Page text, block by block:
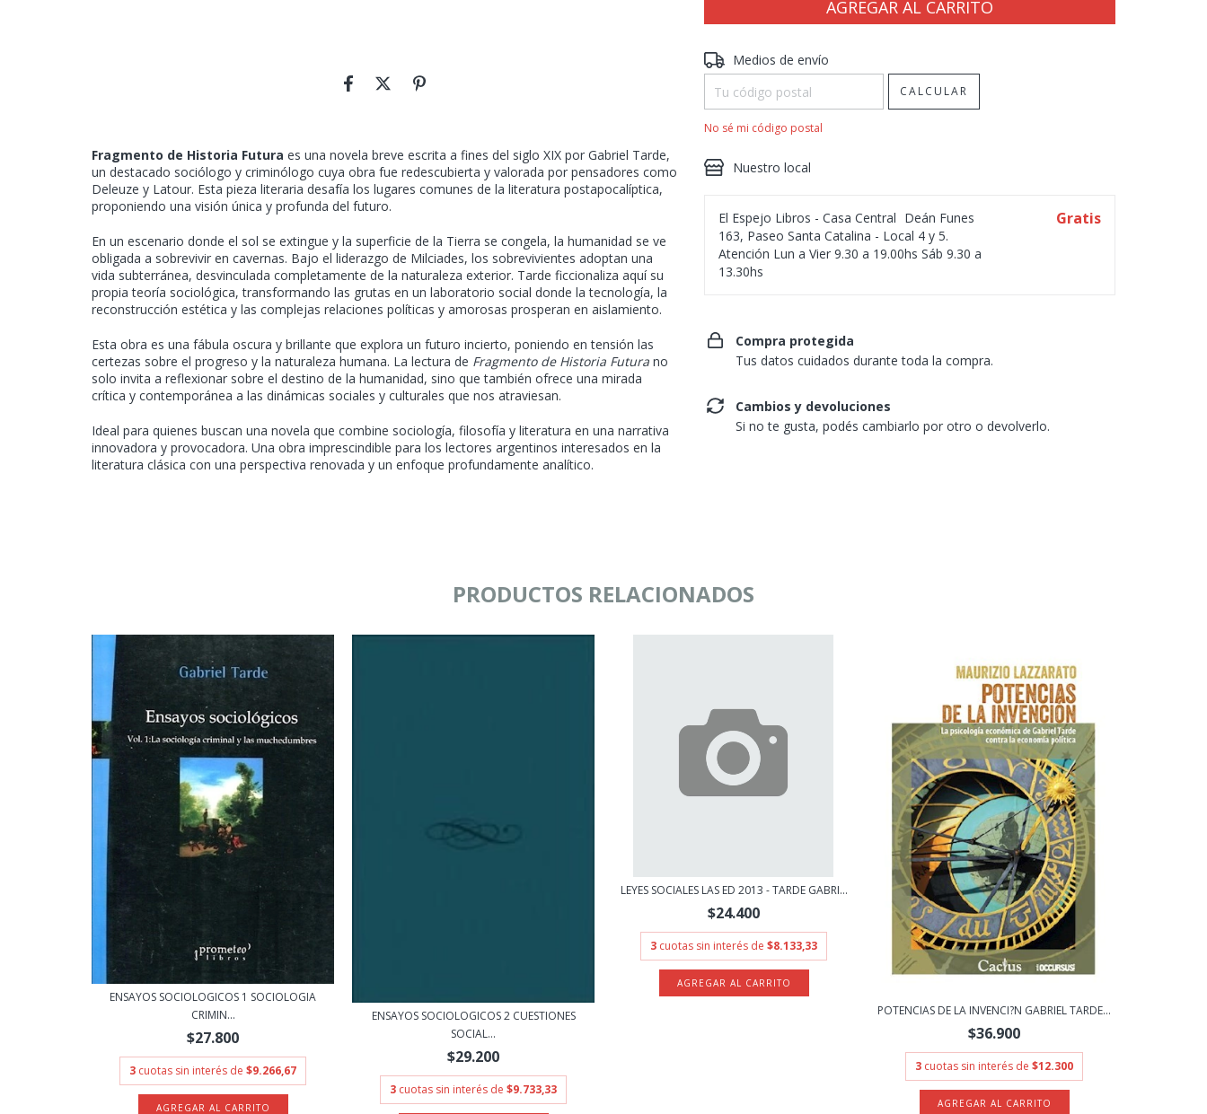
Fragmento de Historia Futura es una novela breve escrita a fines del siglo XIX por Gabriel Tarde,
un destacado sociólogo y criminólogo cuya obra fue redescubierta y valorada por pensadores como
Deleuze y Latour. Esta pieza literaria desafía los lugares comunes de la literatura postapocalíptica,
proponiendo una visión única y profunda del futuro.
En un escenario donde el sol se extingue y la superficie de la Tierra se congela, la humanidad se ve
obligada a sobrevivir en cavernas. Bajo el liderazgo de Milciades, los sobrevivientes adoptan una
vida subterránea, desvinculada completamente de la naturaleza exterior. Tarde ficcionaliza aquí su
propia teoría sociológica, transformando las grutas en un laboratorio social donde la tecnología, la
reconstrucción estética y las complejas relaciones políticas y amorosas prosperan en aislamiento.
Esta obra es una fábula oscura y brillante que explora un futuro incierto, poniendo en tensión las
certezas sobre el progreso y la naturaleza humana. La lectura de Fragmento de Historia Futura no
solo invita a reflexionar sobre el destino de la humanidad, sino que también ofrece una mirada
crítica y contemporánea a las dinámicas sociales y culturales que nos atraviesan.
Ideal para quienes buscan una novela que combine sociología, filosofía y literatura en una narrativa
innovadora y provocadora. Una obra imprescindible para los lectores argentinos interesados en la
literatura clásica con una perspectiva renovada y un enfoque profundamente analítico.
Entregas para el CP:
Medios de envío
CALCULAR
No sé mi código postal
Nuestro local
El Espejo Libros - Casa Central Deán Funes
163, Paseo Santa Catalina - Local 4 y 5.
Atención Lun a Vier 9.30 a 19.00hs Sáb 9.30 a
13.30hs
Gratis
Compra protegida
Tus datos cuidados durante toda la compra.
Cambios y devoluciones
Si no te gusta, podés cambiarlo por otro o devolverlo.
PRODUCTOS RELACIONADOS
ENSAYOS SOCIOLOGICOS 1 SOCIOLOGIA
CRIMIN...
$27.800
3 cuotas sin interés de $9.266,67
ENSAYOS SOCIOLOGICOS 2 CUESTIONES
SOCIAL...
$29.200
3 cuotas sin interés de $9.733,33
LEYES SOCIALES LAS ED 2013 - TARDE GABRI...
$24.400
3 cuotas sin interés de $8.133,33
POTENCIAS DE LA INVENCI?N GABRIEL TARDE...
$36.900
3 cuotas sin interés de $12.300